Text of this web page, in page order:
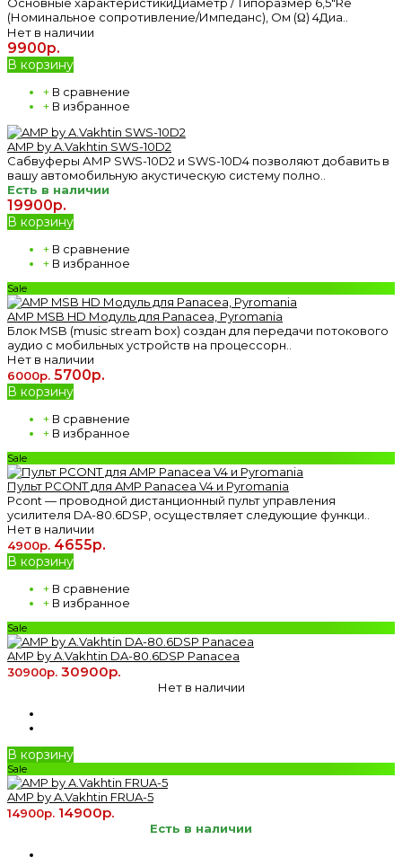
(Номинальное сопротивление/Импеданс), Ом (Ω) 4Диа..
Нет в наличии
9900р.
В корзину
+ В сравнение
+ В избранное
AMP by A.Vakhtin SWS-10D2
Сабвуферы АМР SWS-10D2 и SWS-10D4 позволяют добавить в
вашу автомобильную акустическую систему полно..
Есть в наличии
19900р.
В корзину
+ В сравнение
+ В избранное
Sale
AMP MSB HD Модуль для Panacea, Pyromania
Блок MSB (music stream box) создан для передачи потокового
аудио с мобильных устройств на процессорн..
Нет в наличии
6000р. 5700р.
В корзину
+ В сравнение
+ В избранное
Sale
Пульт РCONT для AMP Panacea V4 и Pyromania
Рcont — проводной дистанционный пульт управления
усилителя DA-80.6DSP, осуществляет следующие функци..
Нет в наличии
4900р. 4655р.
В корзину
+ В сравнение
+ В избранное
Sale
AMP by A.Vakhtin DA-80.6DSP Panacea
30900р. 30900р.
Нет в наличии
В корзину
Sale
AMP by A.Vakhtin FRUA-5
14900р. 14900р.
Есть в наличии